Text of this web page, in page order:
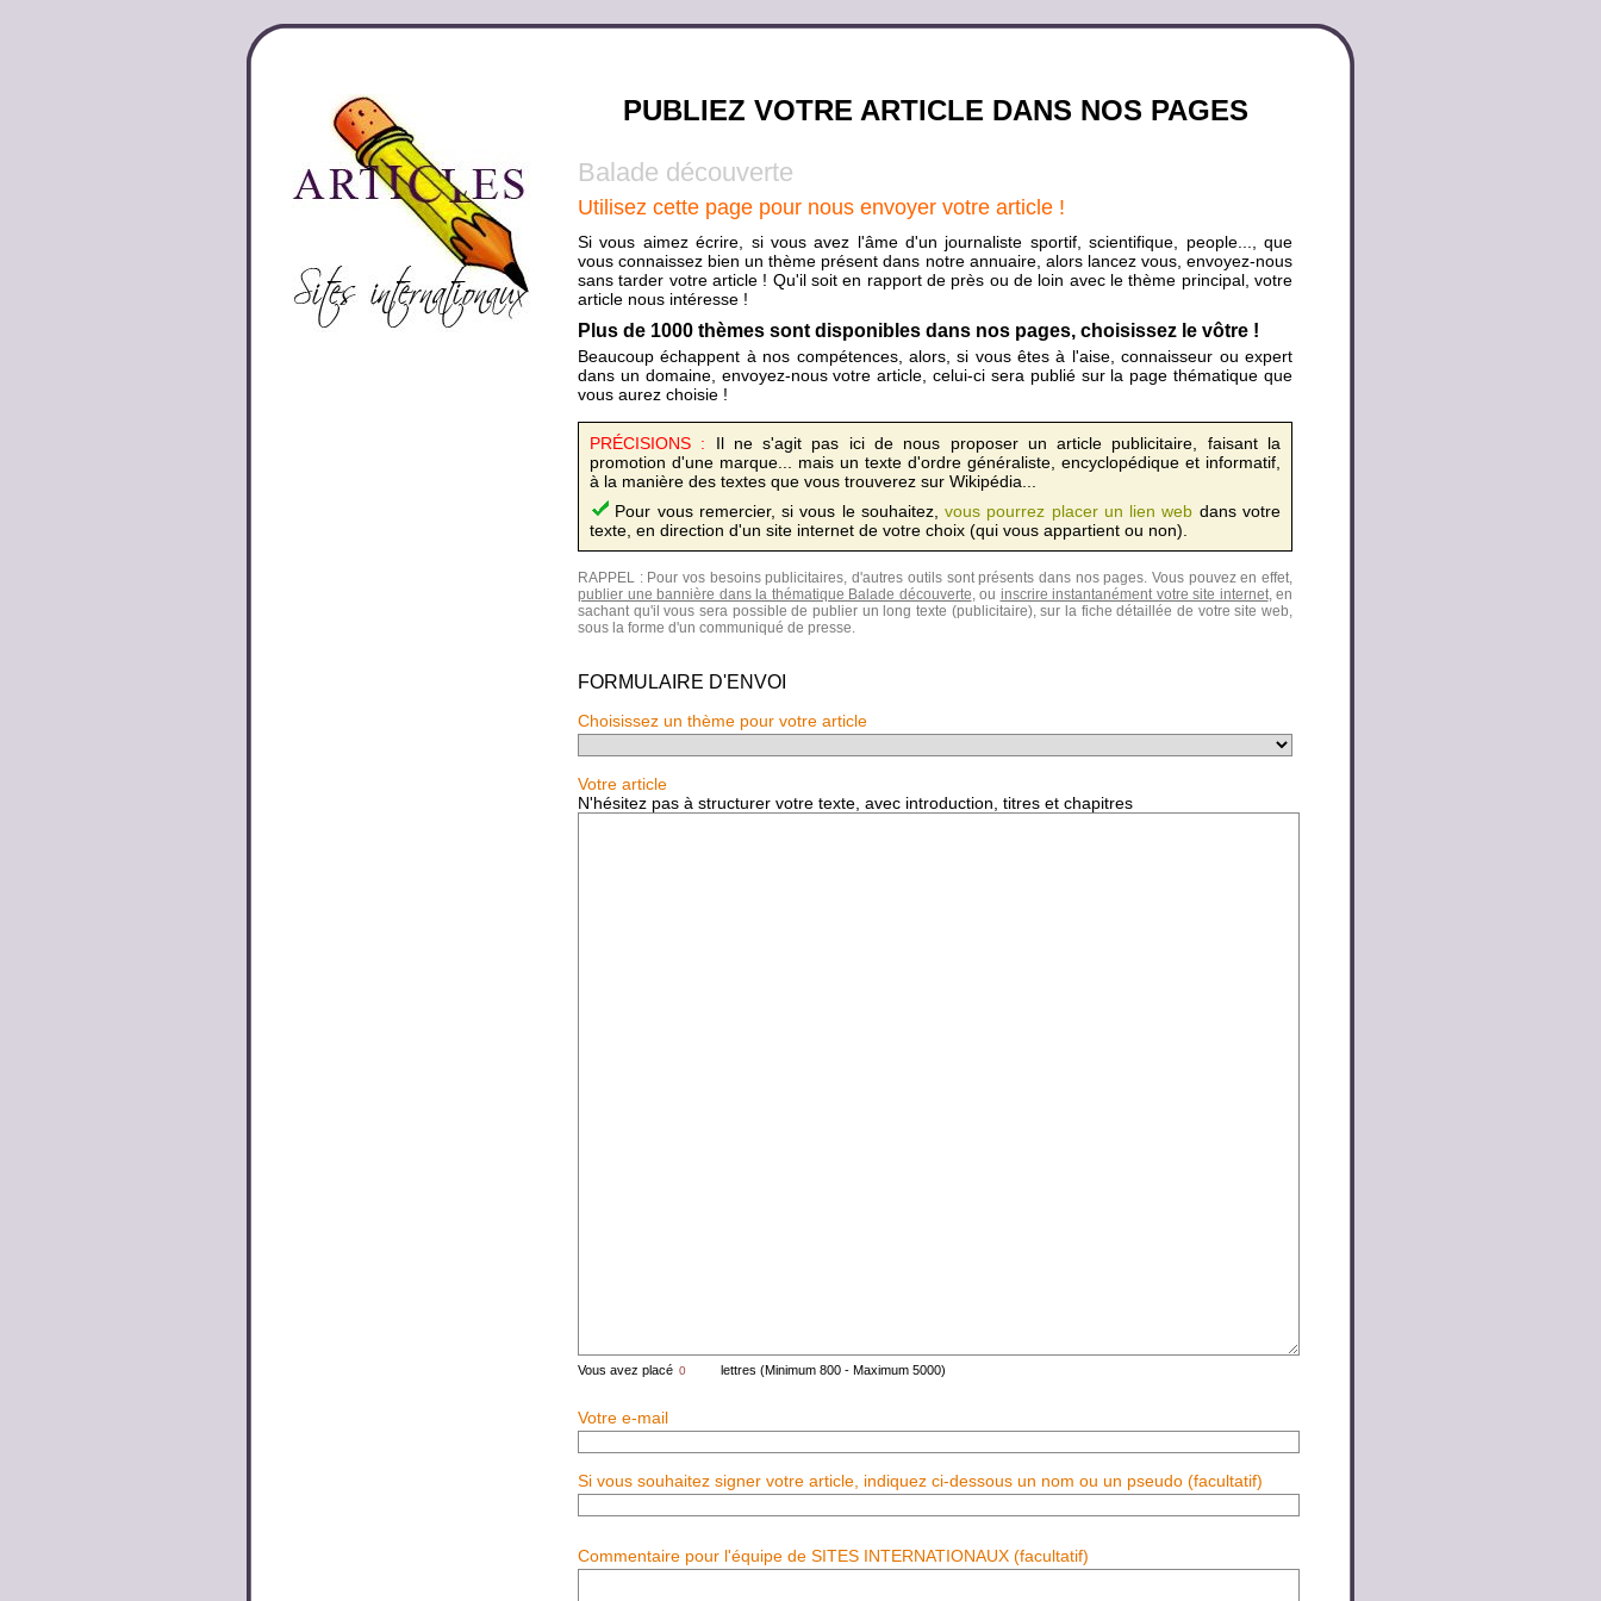
PUBLIEZ VOTRE ARTICLE DANS NOS PAGES
Balade découverte
Utilisez cette page pour nous envoyer votre article !
Si vous aimez écrire, si vous avez l'âme d'un journaliste sportif, scientifique, people..., que
vous connaissez bien un thème présent dans notre annuaire, alors lancez vous, envoyez-nous
sans tarder votre article ! Qu'il soit en rapport de près ou de loin avec le thème principal, votre
article nous intéresse !
Plus de 1000 thèmes sont disponibles dans nos pages, choisissez le vôtre !
Beaucoup échappent à nos compétences, alors, si vous êtes à l'aise, connaisseur ou expert
dans un domaine, envoyez-nous votre article, celui-ci sera publié sur la page thématique que
vous aurez choisie !
PRÉCISIONS : Il ne s'agit pas ici de nous proposer un article publicitaire, faisant la
promotion d'une marque... mais un texte d'ordre généraliste, encyclopédique et informatif,
à la manière des textes que vous trouverez sur Wikipédia...
Pour vous remercier, si vous le souhaitez,vous pourrez placer un lien web dans votre
texte, en direction d'un site internet de votre choix (qui vous appartient ou non).
RAPPEL : Pour vos besoins publicitaires, d'autres outils sont présents dans nos pages. Vous pouvez en effet,
publier une bannière dans la thématique Balade découverte, ou inscrire instantanément votre site internet, en
sachant qu'il vous sera possible de publier un long texte (publicitaire), sur la fiche détaillée de votre site web,
sous la forme d'un communiqué de presse.
FORMULAIRE D'ENVOI
Choisissez un thème pour votre article
Votre article
N'hésitez pas à structurer votre texte, avec introduction, titres et chapitres
Vous avez placé lettres (Minimum 800 - Maximum 5000)
Votre e-mail
Si vous souhaitez signer votre article, indiquez ci-dessous un nom ou un pseudo (facultatif)
Commentaire pour l'équipe de SITES INTERNATIONAUX (facultatif)